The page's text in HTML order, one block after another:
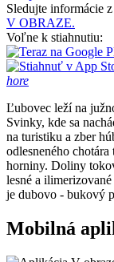
Sledujte informácie
V OBRAZE.
Voľne k stiahnutiu:
hore
Ľubovec leží na
Svinky, kde sa
na turistiku a zber
odlesneného
horniny. Doliny
lesné a
je dubovo - bukový
Mobilná